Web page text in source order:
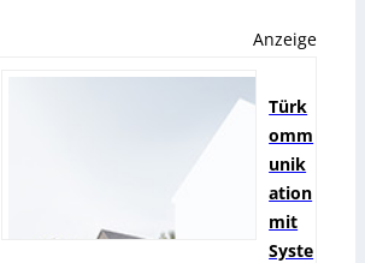
Anzeige
Türk
omm
unik
ation
mit
Syste